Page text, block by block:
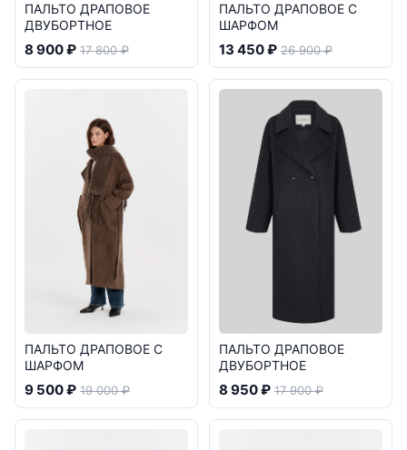
ПАЛЬТО ДРАПОВОЕ
ДВУБОРТНОЕ
8 900 ₽ 17 800 ₽
ПАЛЬТО ДРАПОВОЕ С
ШАРФОМ
13 450 ₽ 26 900 ₽
ПАЛЬТО ДРАПОВОЕ С
ШАРФОМ
9 500 ₽ 19 000 ₽
ПАЛЬТО ДРАПОВОЕ
ДВУБОРТНОЕ
8 950 ₽ 17 900 ₽